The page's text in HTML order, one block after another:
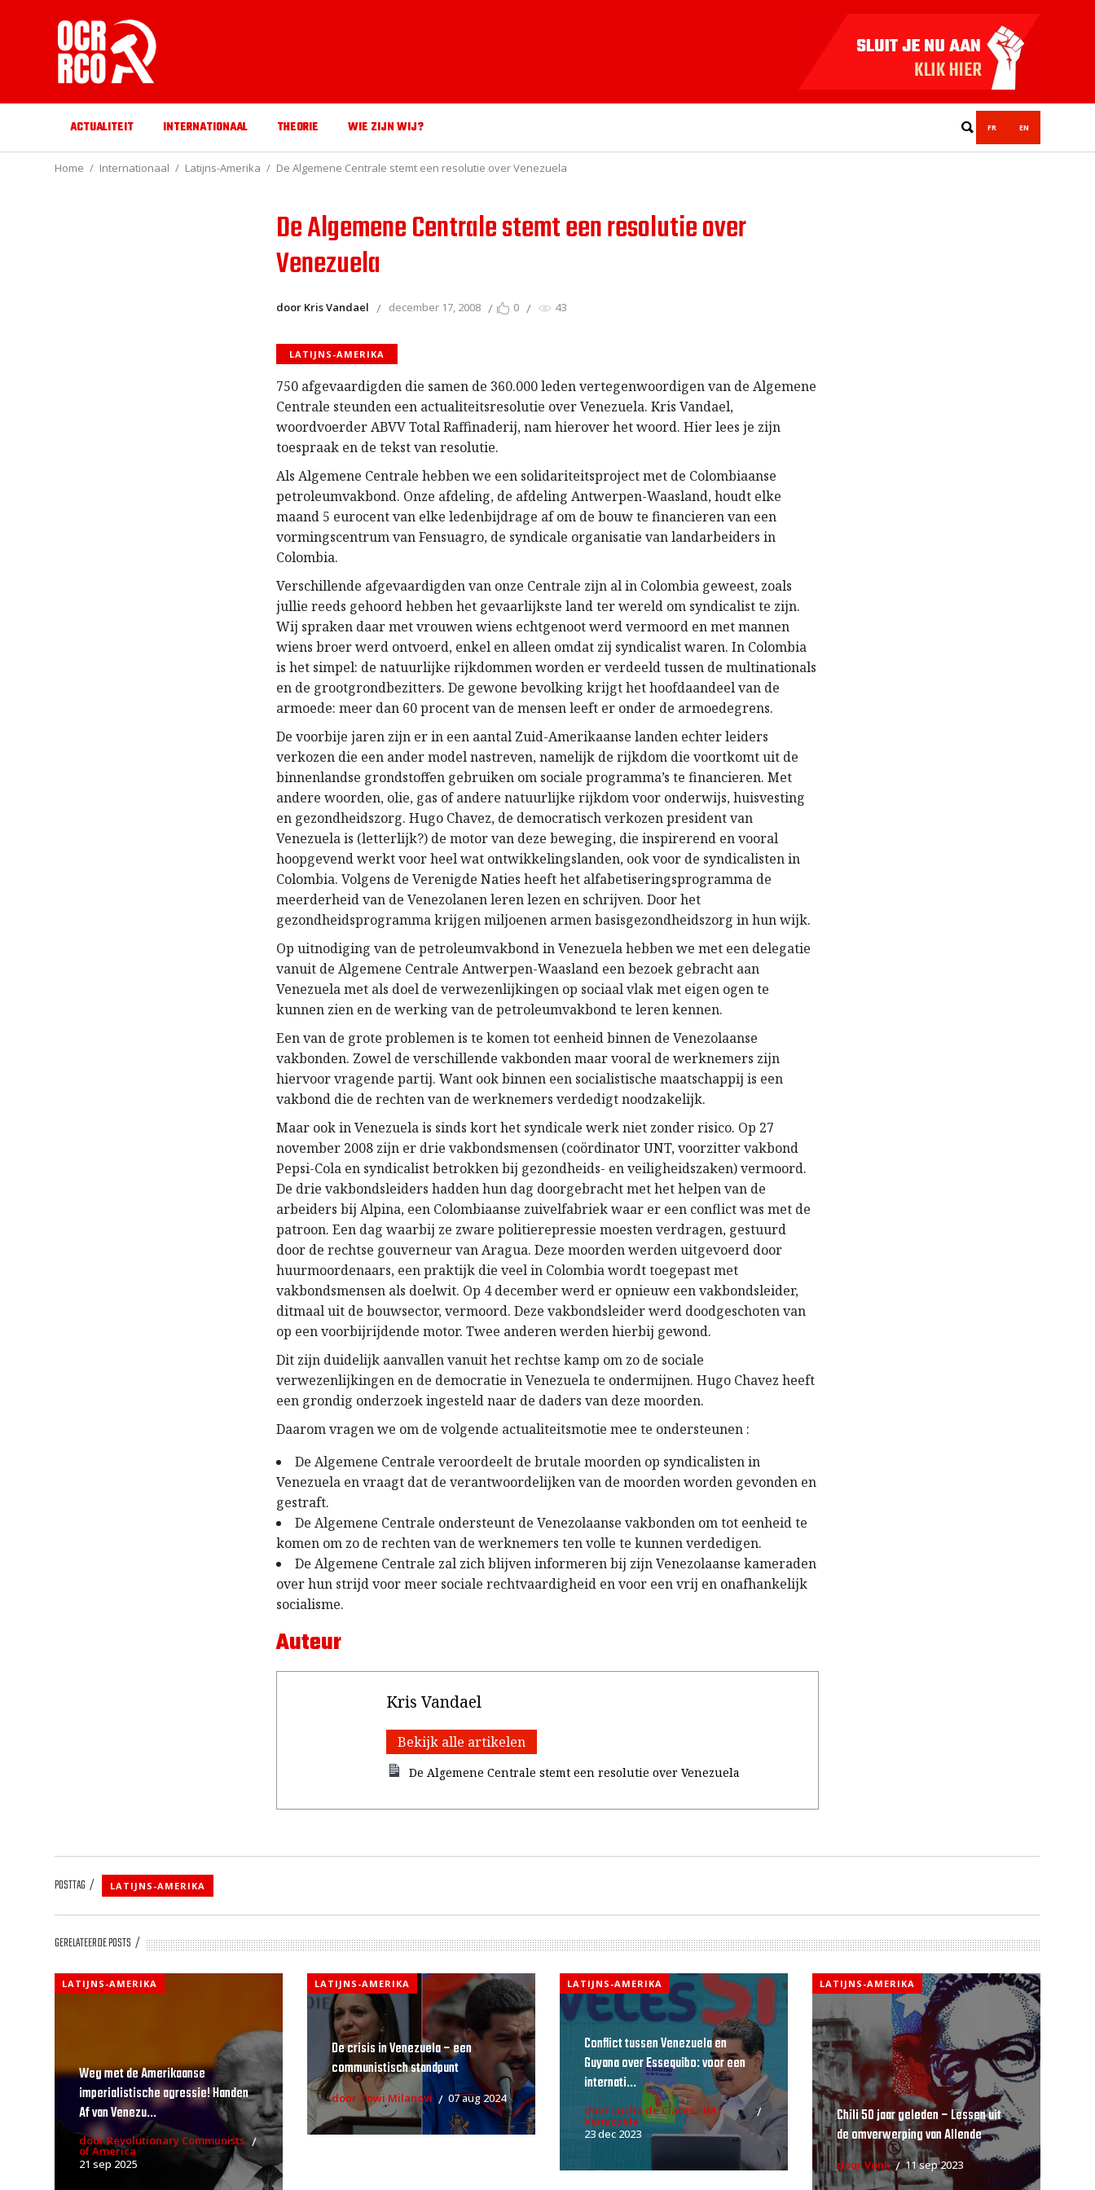
ACTUALITEIT INTERNATIONAAL THEORIE WIE ZIJN WIJ? FR EN
Home Internationaal Latijns-Amerika De Algemene Centrale stemt een resolutie over Venezuela
De Algemene Centrale stemt een resolutie over
Venezuela
door Kris Vandael december 17, 2008 0 43
LATIJNS-AMERIKA
750 afgevaardigden die samen de 360.000 leden vertegenwoordigen van de Algemene
Centrale steunden een actualiteitsresolutie over Venezuela. Kris Vandael,
woordvoerder ABVV Total Raffinaderij, nam hierover het woord. Hier lees je zijn
toespraak en de tekst van resolutie.
Als Algemene Centrale hebben we een solidariteitsproject met de Colombiaanse
petroleumvakbond. Onze afdeling, de afdeling Antwerpen-Waasland, houdt elke
maand 5 eurocent van elke ledenbijdrage af om de bouw te financieren van een
vormingscentrum van Fensuagro, de syndicale organisatie van landarbeiders in
Colombia.
Verschillende afgevaardigden van onze Centrale zijn al in Colombia geweest, zoals
jullie reeds gehoord hebben het gevaarlijkste land ter wereld om syndicalist te zijn.
Wij spraken daar met vrouwen wiens echtgenoot werd vermoord en met mannen
wiens broer werd ontvoerd, enkel en alleen omdat zij syndicalist waren. In Colombia
is het simpel: de natuurlijke rijkdommen worden er verdeeld tussen de multinationals
en de grootgrondbezitters. De gewone bevolking krijgt het hoofdaandeel van de
armoede: meer dan 60 procent van de mensen leeft er onder de armoedegrens.
De voorbije jaren zijn er in een aantal Zuid-Amerikaanse landen echter leiders
verkozen die een ander model nastreven, namelijk de rijkdom die voortkomt uit de
binnenlandse grondstoffen gebruiken om sociale programma’s te financieren. Met
andere woorden, olie, gas of andere natuurlijke rijkdom voor onderwijs, huisvesting
en gezondheidszorg. Hugo Chavez, de democratisch verkozen president van
Venezuela is (letterlijk?) de motor van deze beweging, die inspirerend en vooral
hoopgevend werkt voor heel wat ontwikkelingslanden, ook voor de syndicalisten in
Colombia. Volgens de Verenigde Naties heeft het alfabetiseringsprogramma de
meerderheid van de Venezolanen leren lezen en schrijven. Door het
gezondheidsprogramma krijgen miljoenen armen basisgezondheidszorg in hun wijk.
Op uitnodiging van de petroleumvakbond in Venezuela hebben we met een delegatie
vanuit de Algemene Centrale Antwerpen-Waasland een bezoek gebracht aan
Venezuela met als doel de verwezenlijkingen op sociaal vlak met eigen ogen te
kunnen zien en de werking van de petroleumvakbond te leren kennen.
Een van de grote problemen is te komen tot eenheid binnen de Venezolaanse
vakbonden. Zowel de verschillende vakbonden maar vooral de werknemers zijn
hiervoor vragende partij. Want ook binnen een socialistische maatschappij is een
vakbond die de rechten van de werknemers verdedigt noodzakelijk.
Maar ook in Venezuela is sinds kort het syndicale werk niet zonder risico. Op 27
november 2008 zijn er drie vakbondsmensen (coördinator UNT, voorzitter vakbond
Pepsi-Cola en syndicalist betrokken bij gezondheids- en veiligheidszaken) vermoord.
De drie vakbondsleiders hadden hun dag doorgebracht met het helpen van de
arbeiders bij Alpina, een Colombiaanse zuivelfabriek waar er een conflict was met de
patroon. Een dag waarbij ze zware politierepressie moesten verdragen, gestuurd
door de rechtse gouverneur van Aragua. Deze moorden werden uitgevoerd door
huurmoordenaars, een praktijk die veel in Colombia wordt toegepast met
vakbondsmensen als doelwit. Op 4 december werd er opnieuw een vakbondsleider,
ditmaal uit de bouwsector, vermoord. Deze vakbondsleider werd doodgeschoten van
op een voorbijrijdende motor. Twee anderen werden hierbij gewond.
Dit zijn duidelijk aanvallen vanuit het rechtse kamp om zo de sociale
verwezenlijkingen en de democratie in Venezuela te ondermijnen. Hugo Chavez heeft
een grondig onderzoek ingesteld naar de daders van deze moorden.
Daarom vragen we om de volgende actualiteitsmotie mee te ondersteunen :
De Algemene Centrale veroordeelt de brutale moorden op syndicalisten in
Venezuela en vraagt dat de verantwoordelijken van de moorden worden gevonden en
gestraft.
De Algemene Centrale ondersteunt de Venezolaanse vakbonden om tot eenheid te
komen om zo de rechten van de werknemers ten volle te kunnen verdedigen.
De Algemene Centrale zal zich blijven informeren bij zijn Venezolaanse kameraden
over hun strijd voor meer sociale rechtvaardigheid en voor een vrij en onafhankelijk
socialisme.
Auteur
Kris Vandael
Bekijk alle artikelen
De Algemene Centrale stemt een resolutie over Venezuela
POSTTAG LATIJNS-AMERIKA
GERELATEERDE POSTS
LATIJNS-AMERIKA
Weg met de Amerikaanse
imperialistische agressie! Handen
Af van Venezu...
door Revolutionary Communists
of America
21 sep 2025
LATIJNS-AMERIKA
De crisis in Venezuela – een
communistisch standpunt
door Zowi Milanovi 07 aug 2024
LATIJNS-AMERIKA
Conflict tussen Venezuela en
Guyana over Essequibo: voor een
internati...
door Lucha de Clases - IMT
Venezuela
23 dec 2023
LATIJNS-AMERIKA
Chili 50 jaar geleden – Lessen uit
de omverwerping van Allende
door Vonk 11 sep 2023